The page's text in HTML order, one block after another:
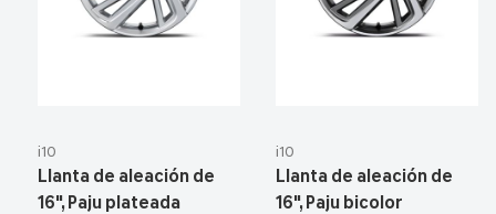
i10
Llanta de aleación de
16", Paju plateada
i10
Llanta de aleación de
16", Paju bicolor